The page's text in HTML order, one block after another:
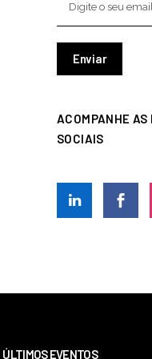
ACOMPANHE AS
SOCIAIS
ÚLTIMOS EVENTOS